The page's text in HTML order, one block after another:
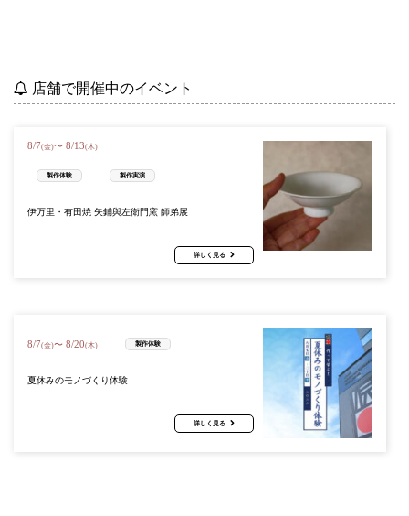
店舗で開催中のイベント
8/7(金)〜 8/13(木)
製作体験 製作実演
伊万里・有田焼 矢鋪與左衛門窯 師弟展
詳しく見る
8/7(金)〜 8/20(木) 製作体験
夏休みのモノづくり体験
詳しく見る